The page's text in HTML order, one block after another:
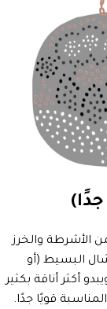
والخرز
البسيط (أو
أكثر أناقة بكثير
قويًا جدًا.